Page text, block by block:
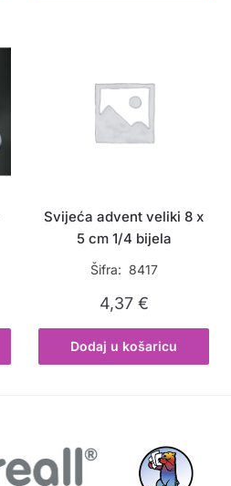
Svijeća advent veliki 8 x
5 cm 1/4 bijela
Šifra: 8417
4,37 €
Dodaj u košaricu